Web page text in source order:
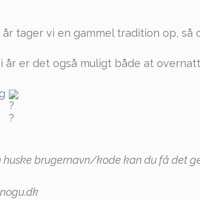
tager vi en gammel tradition op,
er det også muligt både at
brugernavn/kode kan du få det